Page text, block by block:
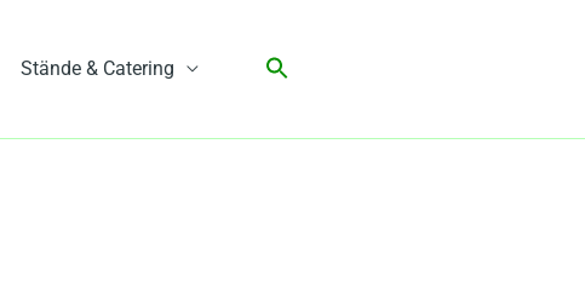
Stände & Catering